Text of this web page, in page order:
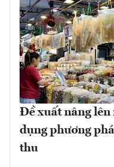
Đề xuất nâng lên
dụng phương
thu